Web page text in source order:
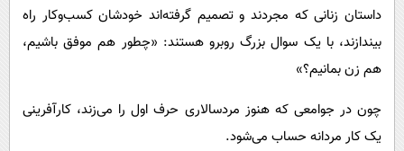
داستان زنانی که مجردند و تصمیم گرفته‌اند خودشان کسب‌وکار راه
بیندازند، با یک سوال بزرگ روبرو هستند: «چطور هم موفق باشیم،
هم زن بمانیم؟»
چون در جوامعی که هنوز مردسالاری حرف اول را می‌زند، کارآفرینی
یک کار مردانه حساب می‌شود.